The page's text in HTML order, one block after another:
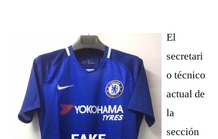
El
secretari
o técnico
actual de
la
sección